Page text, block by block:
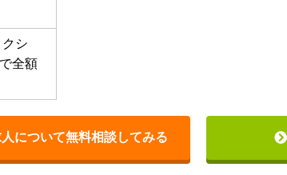
シ
全額
について無料相談してみる